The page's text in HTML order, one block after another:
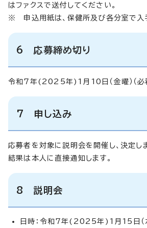
はファクスで送付してください。
※ 申込用紙は、保健所及び各分室で入
6 応募締め切り
令和7年(2025年)1月10日（金曜）（必
7 申し込み
応募者を対象に説明会を開催し、決定しま
結果は本人に直接通知します。
8 説明会
日時：令和7年(2025年)1月15日（